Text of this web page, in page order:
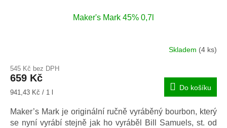
Maker's Mark 45% 0,7l
Skladem (4 ks)
545 Kč bez DPH
659 Kč
Měrná
941,43 Kč / 1 l
Do košíku
Maker’s Mark je originální ručně vyráběný bourbon, který
se nyní vyrábí stejně jak ho vyráběl Bill Samuels, st. od